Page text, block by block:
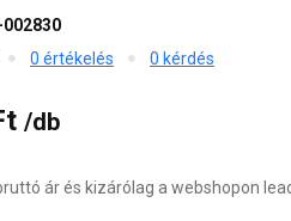
002830
0 értékelés 0 kérdés
/db
ár és kizárólag a webshopon